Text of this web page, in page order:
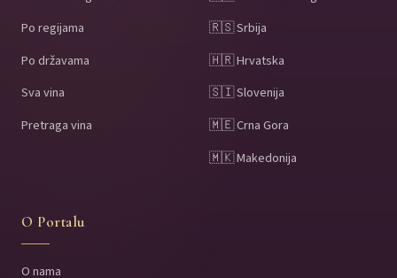
Po regijama
Po državama
Sva vina
Pretraga vina
🇷🇸 Srbija
🇭🇷 Hrvatska
🇸🇮 Slovenija
🇲🇪 Crna Gora
🇲🇰 Makedonija
O Portalu
O nama